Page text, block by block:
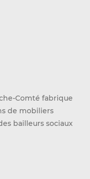
Comté fabrique
de mobiliers
bailleurs sociaux